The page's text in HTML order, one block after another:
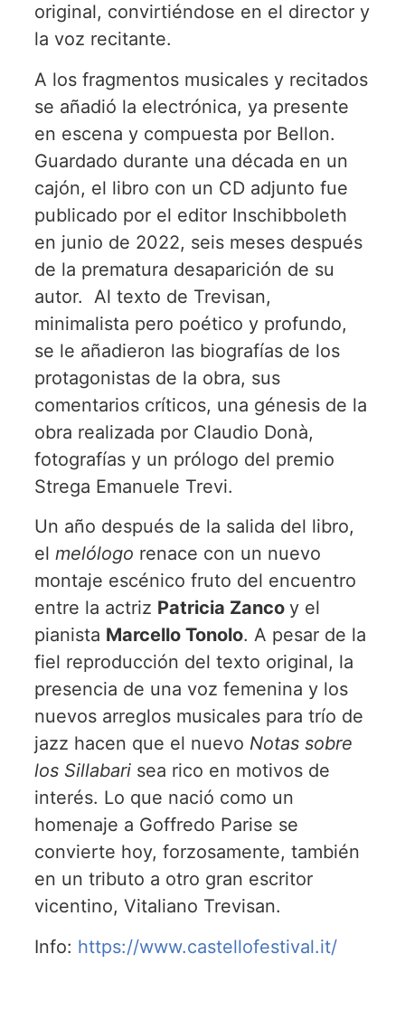
original, convirtiéndose en el director y
la voz recitante.
A los fragmentos musicales y recitados
se añadió la electrónica, ya presente
en escena y compuesta por Bellon.
Guardado durante una década en un
cajón, el libro con un CD adjunto fue
publicado por el editor Inschibboleth
en junio de 2022, seis meses después
de la prematura desaparición de su
autor. Al texto de Trevisan,
minimalista pero poético y profundo,
se le añadieron las biografías de los
protagonistas de la obra, sus
comentarios críticos, una génesis de la
obra realizada por Claudio Donà,
fotografías y un prólogo del premio
Strega Emanuele Trevi.
Un año después de la salida del libro,
el melólogo renace con un nuevo
montaje escénico fruto del encuentro
entre la actriz Patricia Zanco y el
pianista Marcello Tonolo. A pesar de la
fiel reproducción del texto original, la
presencia de una voz femenina y los
nuevos arreglos musicales para trío de
jazz hacen que el nuevo Notas sobre
los Sillabari sea rico en motivos de
interés. Lo que nació como un
homenaje a Goffredo Parise se
convierte hoy, forzosamente, también
en un tributo a otro gran escritor
vicentino, Vitaliano Trevisan.
Info: https://www.castellofestival.it/